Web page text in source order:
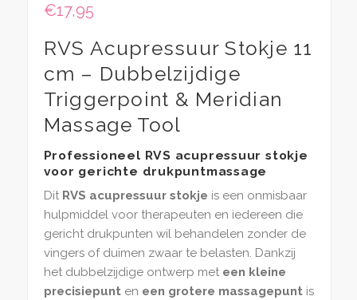
€17,95
RVS Acupressuur Stokje 11
cm – Dubbelzijdige
Triggerpoint & Meridian
Massage Tool
Professioneel RVS acupressuur stokje
voor gerichte drukpuntmassage
Dit RVS acupressuur stokje is een onmisbaar
hulpmiddel voor therapeuten en iedereen die
gericht drukpunten wil behandelen zonder de
vingers of duimen zwaar te belasten. Dankzij
het dubbelzijdige ontwerp met een kleine
precisiepunten een grotere massagepuntis